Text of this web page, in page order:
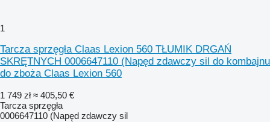
1
Tarcza sprzęgła Claas Lexion 560 TŁUMIK DRGAŃ
SKRĘTNYCH 0006647110 (Napęd zdawczy sil do kombajnu
do zboża Claas Lexion 560
1 749 zł ≈ 405,50 €
Tarcza sprzęgła
0006647110 (Napęd zdawczy sil